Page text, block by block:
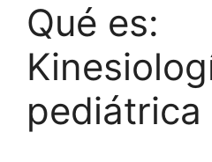
Qué es:
pediátrica